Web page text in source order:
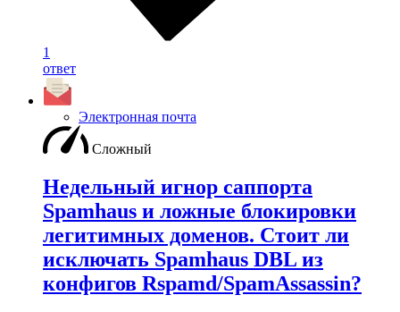
1
ответ
Электронная почта
Сложный
Недельный игнор саппорта
Spamhaus и ложные блокировки
легитимных доменов. Стоит ли
исключать Spamhaus DBL из
конфигов Rspamd/SpamAssassin?